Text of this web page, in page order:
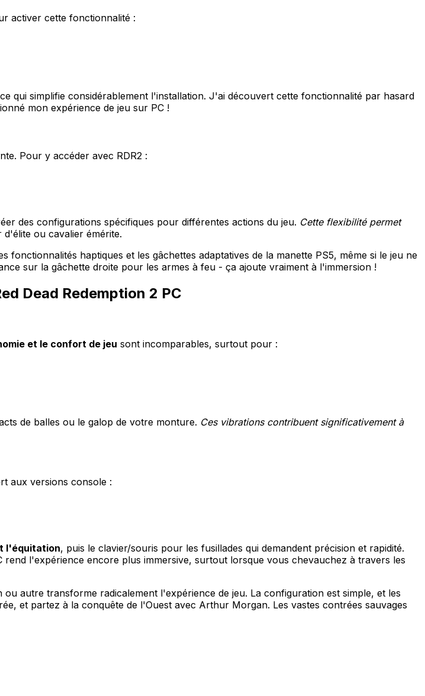
activer cette fonctionnalité :
qui simplifie considérablement l'installation. J'ai découvert cette fonctionnalité par hasard
mon expérience de jeu sur PC !
Pour y accéder avec RDR2 :
des configurations spécifiques pour différentes actions du jeu. Cette flexibilité permet
ou cavalier émérite.
haptiques et les gâchettes adaptatives de la manette PS5, même si le jeu ne
sur la gâchette droite pour les armes à feu - ça ajoute vraiment à l'immersion !
Dead Redemption 2 PC
et le confort de jeu sont incomparables, surtout pour :
de balles ou le galop de votre monture. Ces vibrations contribuent significativement à
aux versions console :
l'équitation, puis le clavier/souris pour les fusillades qui demandent précision et rapidité.
l'expérience encore plus immersive, surtout lorsque vous chevauchez à travers les
autre transforme radicalement l'expérience de jeu. La configuration est simple, et les
et partez à la conquête de l'Ouest avec Arthur Morgan. Les vastes contrées sauvages